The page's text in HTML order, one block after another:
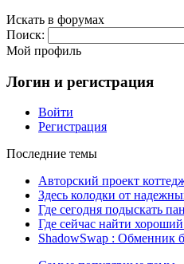
Искать в форумах
Поиск:
Мой профиль
Логин и регистрация
Войти
Регистрация
Последние темы
Авторский проект
Здесь колодки от
Где сегодня подыскать
Где сейчас найти
ShadowSwap : Обменник